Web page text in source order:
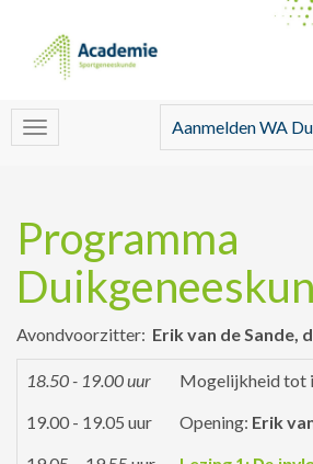
Aanmelden WA
Programma
Avondvoorzitter: Erik van de Sande,
18.50 - 19.00 uur
Mogelijkheid tot
19.00 - 19.05 uur
Opening: Erik